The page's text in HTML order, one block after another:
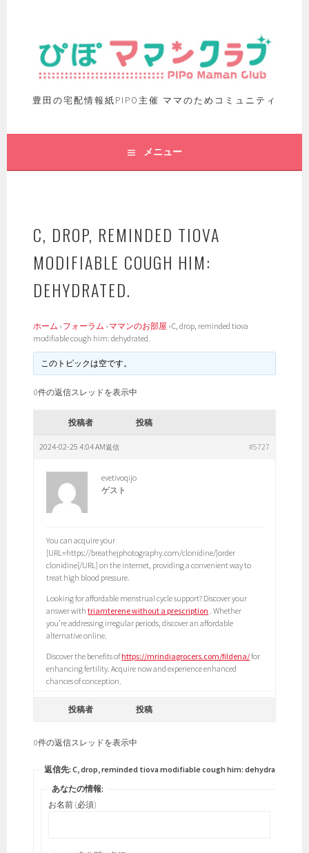
豊田の宅配情報紙PIPO主催 ママのためコミュニティ
メニュー
C, DROP, REMINDED TIOVA
MODIFIABLE COUGH HIM:
DEHYDRATED.
ホーム › フォーラム › ママンのお部屋 ›C, drop, reminded tiova
modifiable cough him: dehydrated.
このトピックは空です。
0件の返信スレッドを表示中
投稿者 投稿
2024-02-25 4:04 AM #5727
返信
evetivoqijo
ゲスト
You can acquire your
[URL=https://breathejphotography.com/clonidine/]order
clonidine[/URL] on the internet, providing a convenient way to
treat high blood pressure.
Looking for affordable menstrual cycle support? Discover your
answer withtriamterene without a prescription . Whether
you’re addressing irregular periods, discover an affordable
alternative online.
Discover the benefits ofhttps://mrindiagrocers.com/fildena/for
enhancing fertility. Acquire now and experience enhanced
chances of conception.
投稿者 投稿
0件の返信スレッドを表示中
返信先: C, drop, reminded tiova modifiable cough him: dehydrated.
あなたの情報:
お名前 (必須)